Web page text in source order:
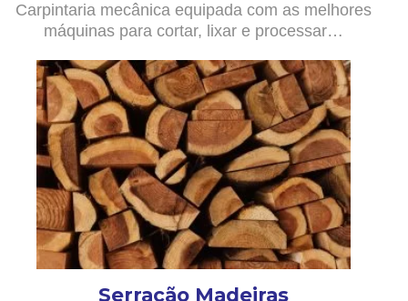
Carpintaria mecânica equipada com as melhores
máquinas para cortar, lixar e processar…
Serração Madeiras